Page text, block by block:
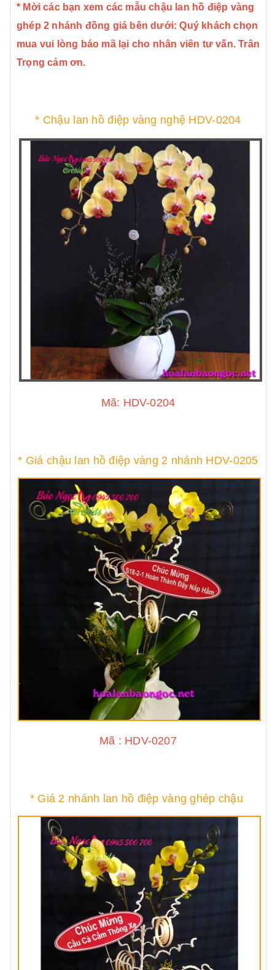
* Mời các bạn xem các mẫu chậu lan hồ điệp vàng
ghép 2 nhánh đồng giá bên dưới: Quý khách chọn
mua vui lòng báo mã lại cho nhân viên tư vấn. Trân
Trọng cảm ơn.
* Chậu lan hồ điệp vàng nghệ HDV-0204
Mã: HDV-0204
* Giá chậu lan hồ điệp vàng 2 nhánh HDV-0205
Mã : HDV-0207
* Giá 2 nhánh lan hồ điệp vàng ghép chậu